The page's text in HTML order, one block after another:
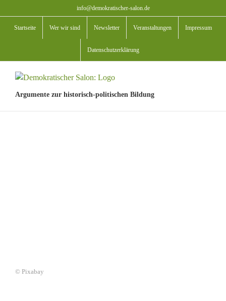
Inhalt
springen
info@demokratischer-salon.de
Startseite Wer wir sind Newsletter Veranstaltungen Impressum
Datenschutzerklärung
Argumente zur historisch-politischen Bildung
© Pixabay